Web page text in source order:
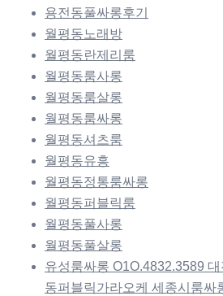
용전동풀싸롱후기
월평동노래방
월평동란제리룸
월평동룸사롱
월평동룸살롱
월평동룸싸롱
월평동셔츠룸
월평동유흥
월평동정통룸싸롱
월평동퍼블릭룸
월평동풀사롱
월평동풀살롱
유성룸싸롱 O1O.4832.3589
동퍼블릭가라오케 세종시룸싸